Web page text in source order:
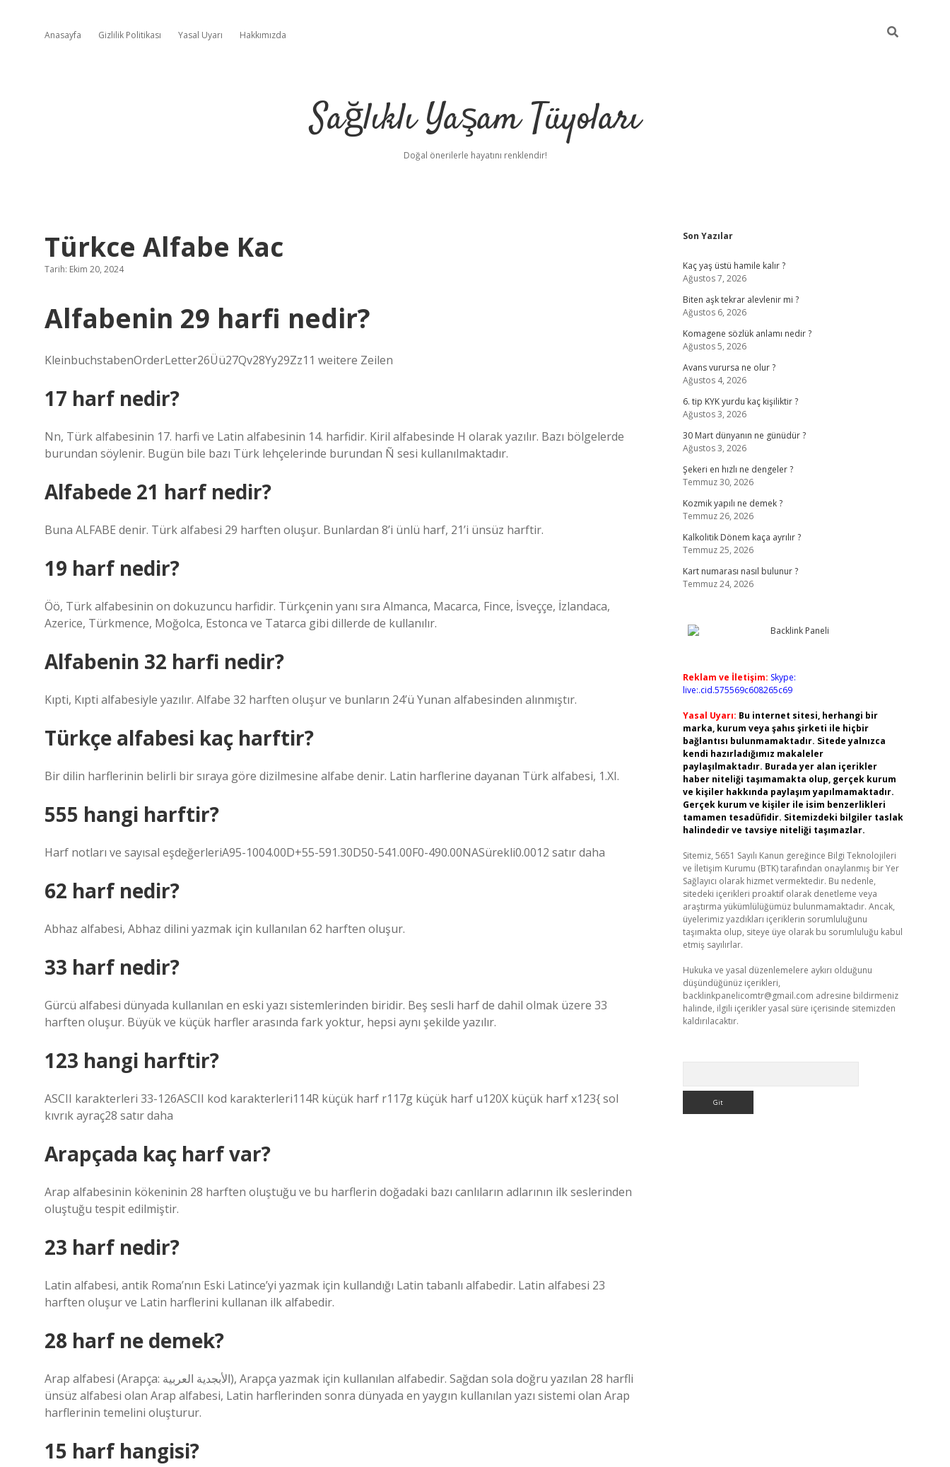
Anasayfa Gizlilik Politikası Yasal Uyarı Hakkımızda
Sağlıklı Yaşam Tüyoları
Doğal önerilerle hayatını renklendir!
Türkce Alfabe Kac
Tarih: Ekim 20, 2024
Alfabenin 29 harfi nedir?
KleinbuchstabenOrderLetter26Üü27Qv28Yy29Zz11 weitere Zeilen
17 harf nedir?
Nn, Türk alfabesinin 17. harfi ve Latin alfabesinin 14. harfidir. Kiril alfabesinde H olarak yazılır. Bazı bölgelerde
burundan söylenir. Bugün bile bazı Türk lehçelerinde burundan Ñ sesi kullanılmaktadır.
Alfabede 21 harf nedir?
Buna ALFABE denir. Türk alfabesi 29 harften oluşur. Bunlardan 8’i ünlü harf, 21’i ünsüz harftir.
19 harf nedir?
Öö, Türk alfabesinin on dokuzuncu harfidir. Türkçenin yanı sıra Almanca, Macarca, Fince, İsveççe, İzlandaca,
Azerice, Türkmence, Moğolca, Estonca ve Tatarca gibi dillerde de kullanılır.
Alfabenin 32 harfi nedir?
Kıpti, Kıpti alfabesiyle yazılır. Alfabe 32 harften oluşur ve bunların 24’ü Yunan alfabesinden alınmıştır.
Türkçe alfabesi kaç harftir?
Bir dilin harflerinin belirli bir sıraya göre dizilmesine alfabe denir. Latin harflerine dayanan Türk alfabesi, 1.XI.
555 hangi harftir?
Harf notları ve sayısal eşdeğerleriA95-1004.00D+55-591.30D50-541.00F0-490.00NASürekli0.0012 satır daha
62 harf nedir?
Abhaz alfabesi, Abhaz dilini yazmak için kullanılan 62 harften oluşur.
33 harf nedir?
Gürcü alfabesi dünyada kullanılan en eski yazı sistemlerinden biridir. Beş sesli harf de dahil olmak üzere 33
harften oluşur. Büyük ve küçük harfler arasında fark yoktur, hepsi aynı şekilde yazılır.
123 hangi harftir?
ASCII karakterleri 33-126ASCII kod karakterleri114R küçük harf r117g küçük harf u120X küçük harf x123{ sol
kıvrık ayraç28 satır daha
Arapçada kaç harf var?
Arap alfabesinin kökeninin 28 harften oluştuğu ve bu harflerin doğadaki bazı canlıların adlarının ilk seslerinden
oluştuğu tespit edilmiştir.
23 harf nedir?
Latin alfabesi, antik Roma’nın Eski Latince’yi yazmak için kullandığı Latin tabanlı alfabedir. Latin alfabesi 23
harften oluşur ve Latin harflerini kullanan ilk alfabedir.
28 harf ne demek?
Arap alfabesi (Arapça: الأبجدية العربية), Arapça yazmak için kullanılan alfabedir. Sağdan sola doğru yazılan 28 harfli
ünsüz alfabesi olan Arap alfabesi, Latin harflerinden sonra dünyada en yaygın kullanılan yazı sistemi olan Arap
harflerinin temelini oluşturur.
15 harf hangisi?
Sidebar
Son Yazılar
Kaç yaş üstü hamile kalır ?
Ağustos 7, 2026
Biten aşk tekrar alevlenir mi ?
Ağustos 6, 2026
Komagene sözlük anlamı nedir ?
Ağustos 5, 2026
Avans vurursa ne olur ?
Ağustos 4, 2026
6. tip KYK yurdu kaç kişiliktir ?
Ağustos 3, 2026
30 Mart dünyanın ne günüdür ?
Ağustos 3, 2026
Şekeri en hızlı ne dengeler ?
Temmuz 30, 2026
Kozmik yapılı ne demek ?
Temmuz 26, 2026
Kalkolitik Dönem kaça ayrılır ?
Temmuz 25, 2026
Kart numarası nasıl bulunur ?
Temmuz 24, 2026
Reklam ve İletişim: Skype:
live:.cid.575569c608265c69
Yasal Uyarı: Bu internet sitesi, herhangi bir
marka, kurum veya şahıs şirketi ile hiçbir
bağlantısı bulunmamaktadır. Sitede yalnızca
kendi hazırladığımız makaleler
paylaşılmaktadır. Burada yer alan içerikler
haber niteliği taşımamakta olup, gerçek kurum
ve kişiler hakkında paylaşım yapılmamaktadır.
Gerçek kurum ve kişiler ile isim benzerlikleri
tamamen tesadüfidir. Sitemizdeki bilgiler taslak
halindedir ve tavsiye niteliği taşımazlar.
Sitemiz, 5651 Sayılı Kanun gereğince Bilgi Teknolojileri
ve İletişim Kurumu (BTK) tarafından onaylanmış bir Yer
Sağlayıcı olarak hizmet vermektedir. Bu nedenle,
sitedeki içerikleri proaktif olarak denetleme veya
araştırma yükümlülüğümüz bulunmamaktadır. Ancak,
üyelerimiz yazdıkları içeriklerin sorumluluğunu
taşımakta olup, siteye üye olarak bu sorumluluğu kabul
etmiş sayılırlar.
Hukuka ve yasal düzenlemelere aykırı olduğunu
düşündüğünüz içerikleri,
backlinkpanelicomtr@gmail.com adresine bildirmeniz
halinde, ilgili içerikler yasal süre içerisinde sitemizden
kaldırılacaktır.